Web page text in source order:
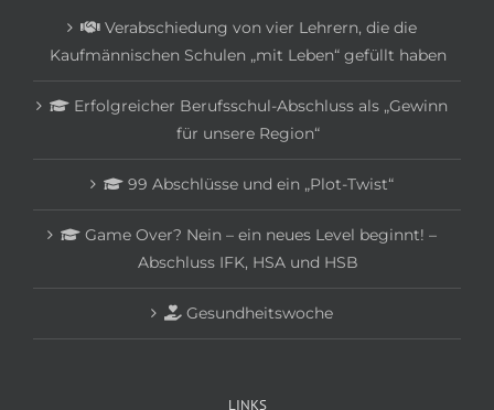
Verabschiedung von vier Lehrern, die die
Kaufmännischen Schulen „mit Leben“ gefüllt haben
Erfolgreicher Berufsschul-Abschluss als „Gewinn
für unsere Region“
99 Abschlüsse und ein „Plot-Twist“
Game Over? Nein – ein neues Level beginnt! –
Abschluss IFK, HSA und HSB
Gesundheitswoche
LINKS